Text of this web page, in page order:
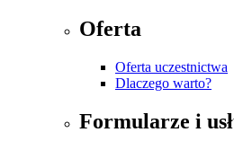
Oferta
Oferta uczestnictwa
Dlaczego warto?
Formularze i